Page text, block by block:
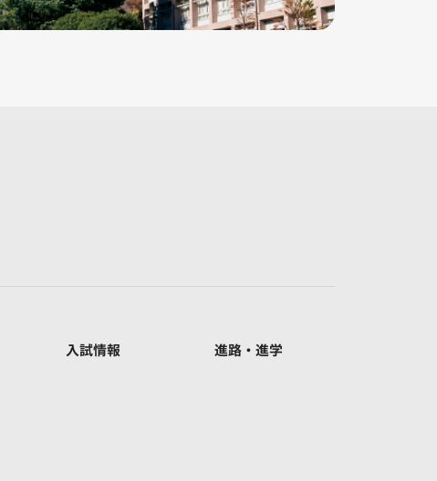
入試情報 進路・進学